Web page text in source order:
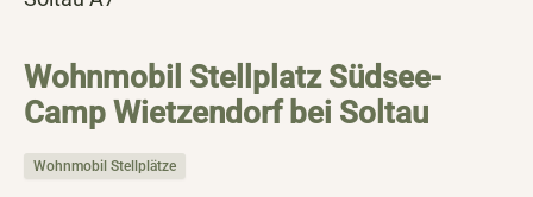
Wohnmobil Stellplatz Südsee-
Camp Wietzendorf bei Soltau
Wohnmobil Stellplätze